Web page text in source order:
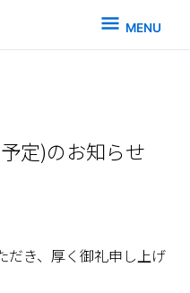
MENU
MENU
定)のお知らせ
だき、厚く御礼申し上げ